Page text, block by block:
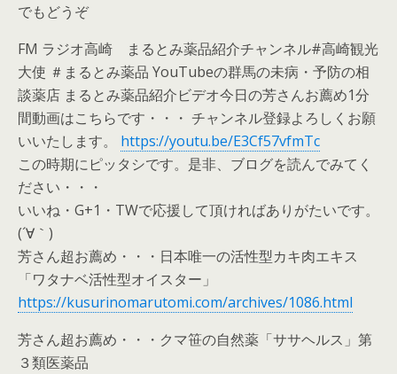
でもどうぞ
FM ラジオ高崎 まるとみ薬品紹介チャンネル#高崎観光
大使 ＃まるとみ薬品 YouTubeの群馬の未病・予防の相
談薬店 まるとみ薬品紹介ビデオ今日の芳さんお薦め1分
間動画はこちらです・・・ チャンネル登録よろしくお願
いいたします。 https://youtu.be/E3Cf57vfmTc
この時期にピッタシです。是非、ブログを読んでみてく
ださい・・・
いいね・G+1・TWで応援して頂ければありがたいです。
(´∀｀)
芳さん超お薦め・・・日本唯一の活性型カキ肉エキス
「ワタナベ活性型オイスター」
https://kusurinomarutomi.com/archives/1086.html
芳さん超お薦め・・・クマ笹の自然薬「ササヘルス」第
３類医薬品